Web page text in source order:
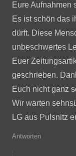
Eure Aufnahmen
Es ist schön das
dürft. Diese
unbeschwertes
Euer
geschrieben.
Euch nicht ganz
Wir warten
LG aus Pulsnitz
Antworten